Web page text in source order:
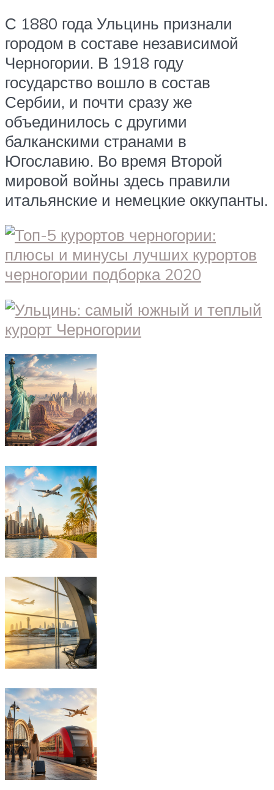
С 1880 года Ульцинь признали
городом в составе независимой
Черногории. В 1918 году
государство вошло в состав
Сербии, и почти сразу же
объединилось с другими
балканскими странами в
Югославию. Во время Второй
мировой войны здесь правили
итальянские и немецкие оккупанты.